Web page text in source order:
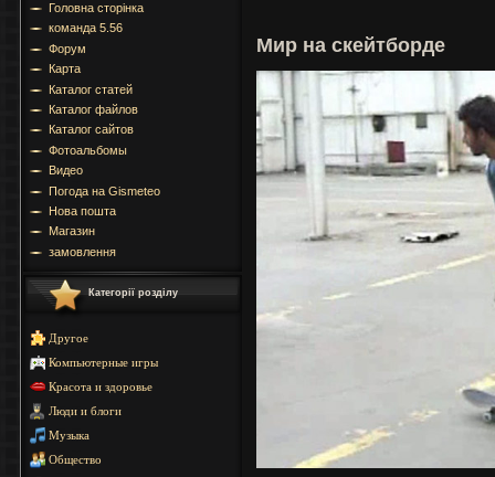
Головна сторінка
команда 5.56
Форум
Карта
Каталог статей
Каталог файлов
Каталог сайтов
Фотоальбомы
Видео
Погода на Gismeteo
Нова пошта
Магазин
замовлення
Категорії розділу
Другое
Компьютерные игры
Красота и здоровье
Люди и блоги
Музыка
Общество
Mир на скейтборде